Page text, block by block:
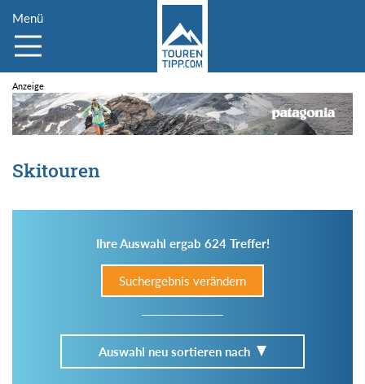
Menü
Skitouren
Ihre Auswahl ergab 624 Treffer!
Suchergebnis verändern
Auswahl neu sortieren nach